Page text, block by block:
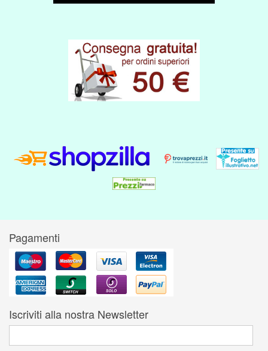
Pagamenti
Iscriviti alla nostra Newsletter